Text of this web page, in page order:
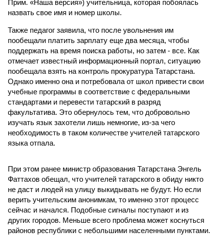
Прим. «Наша версия») учительница, которая побоялась
назвать свое имя и номер школы.
Также педагог заявила, что после увольнения им
пообещали платить зарплату еще два месяца, чтобы
поддержать на время поиска работы, но затем - все. Как
отмечает известный информационный портал, ситуацию
пообещала взять на контроль прокуратура Татарстана.
Однако именно она и потребовала от школ привести свои
учебные программы в соответствие с федеральными
стандартами и перевести татарский в разряд
факультатива. Это обернулось тем, что добровольно
изучать язык захотели лишь немногие, из-за чего
необходимость в таком количестве учителей татарского
языка отпала.
При этом ранее министр образования Татарстана Энгель
Фаттахов обещал, что учителей татарского в обиду никто
не даст и людей на улицу выкидывать не будут. Но если
верить учительским анонимкам, то именно этот процесс
сейчас и начался. Подобные сигналы поступают и из
других городов. Меньше всего проблема может коснуться
районов республики с небольшими населенными пунктами.